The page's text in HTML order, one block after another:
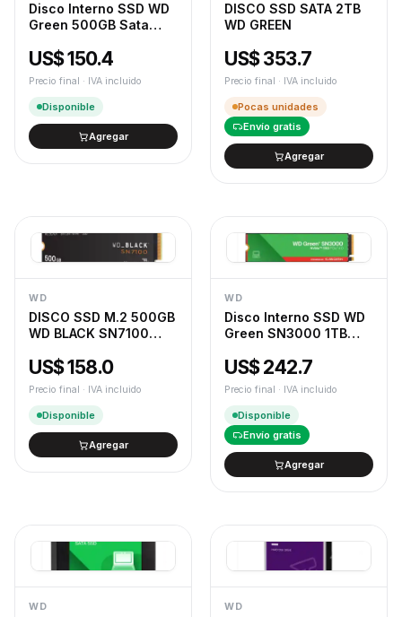
Disco Interno SSD WD
Green 500GB Sata
US$ 150.4
Precio final · IVA incluido
Disponible
Agregar
DISCO SSD SATA 2TB
WD GREEN
US$ 353.7
Precio final · IVA incluido
Pocas unidades
Envío gratis
Agregar
WD
DISCO SSD M.2 500GB
WD BLACK SN7100
US$ 158.0
Precio final · IVA incluido
Disponible
Agregar
WD
Disco Interno SSD WD
Green SN3000 1TB
4.0 5000MB/s
US$ 242.7
Precio final · IVA incluido
Disponible
Envío gratis
Agregar
WD WD